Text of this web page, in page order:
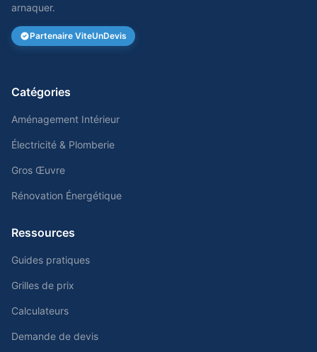
arnaquer.
Partenaire ViteUnDevis
Catégories
Aménagement Intérieur
Électricité & Plomberie
Gros Œuvre
Rénovation Énergétique
Ressources
Guides pratiques
Grilles de prix
Calculateurs
Demande de devis